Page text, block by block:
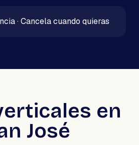
· Cancela cuando quieras
en
José